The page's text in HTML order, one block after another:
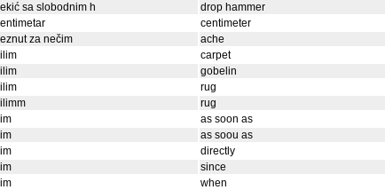
sa slobodnim h
drop hammer
centimeter
za nečim
ache
carpet
gobelin
rug
rug
as soon as
as soou as
directly
since
when